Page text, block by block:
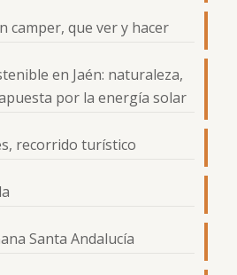
camper, que ver y hacer
en Jaén: naturaleza,
por la energía solar
recorrido turístico
Santa Andalucía